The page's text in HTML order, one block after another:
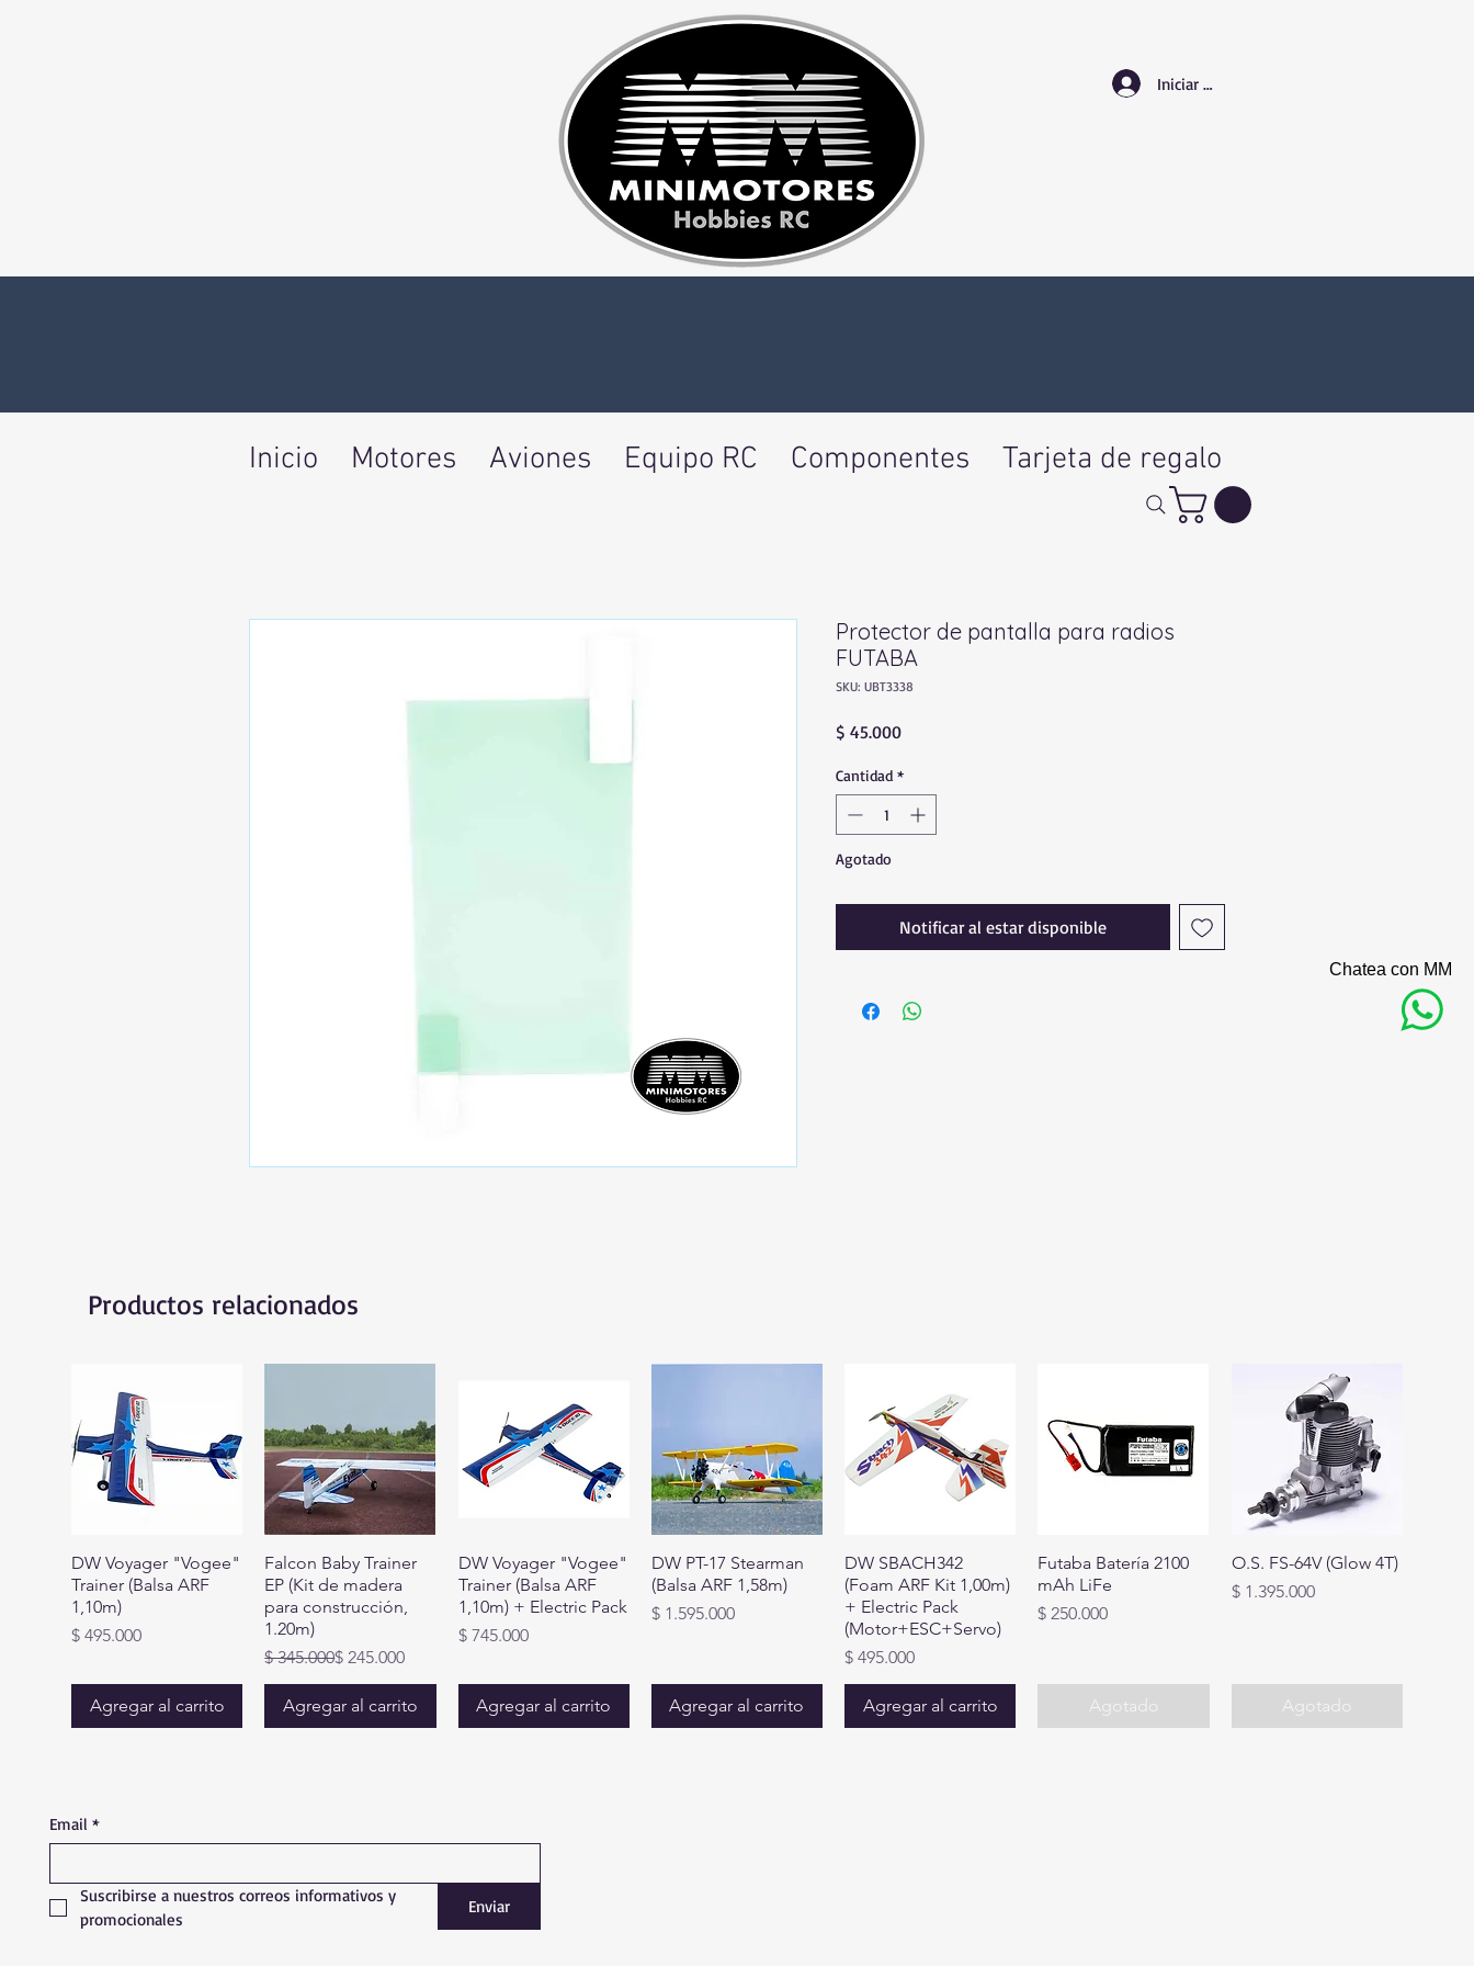
Iniciar sesión
Inicio Motores Aviones Equipo RC Componentes Tarjeta de regalo
Chatea con MM
Protector de pantalla para radios
FUTABA
SKU: UBT3338
$ 45.000Precio
Cantidad *
Agotado
Notificar al estar disponible
Productos relacionados
DW Voyager "Vogee"
Trainer (Balsa ARF
1,10m)
Precio
$ 495.000
Agregar al carrito
Falcon Baby Trainer
EP (Kit de madera
para construcción,
1.20m)
Precio
$ 345.000
Precio de oferta
$ 245.000
Agregar al carrito
DW Voyager "Vogee"
Trainer (Balsa ARF
1,10m) + Electric Pack
Precio
$ 745.000
Agregar al carrito
DW PT-17 Stearman
(Balsa ARF 1,58m)
Precio
$ 1.595.000
Agregar al carrito
DW SBACH342
(Foam ARF Kit 1,00m)
+ Electric Pack
(Motor+ESC+Servo)
Precio
$ 495.000
Agregar al carrito
Futaba Batería 2100
mAh LiFe
Precio
$ 250.000
Agotado
O.S. FS-64V (Glow 4T)
Precio
$ 1.395.000
Agotado
MINIMOTORES
Email *
Suscribirse a nuestros correos informativos y
promocionales
Enviar